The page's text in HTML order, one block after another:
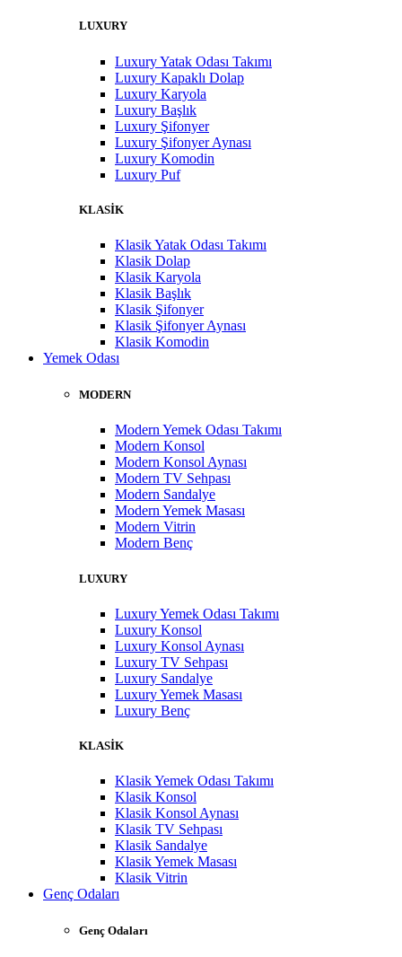
LUXURY
Luxury Yatak Odası Takımı
Luxury Kapaklı Dolap
Luxury Karyola
Luxury Başlık
Luxury Şifonyer
Luxury Şifonyer Aynası
Luxury Komodin
Luxury Puf
KLASİK
Klasik Yatak Odası Takımı
Klasik Dolap
Klasik Karyola
Klasik Başlık
Klasik Şifonyer
Klasik Şifonyer Aynası
Klasik Komodin
Yemek Odası
MODERN
Modern Yemek Odası Takımı
Modern Konsol
Modern Konsol Aynası
Modern TV Sehpası
Modern Sandalye
Modern Yemek Masası
Modern Vitrin
Modern Benç
LUXURY
Luxury Yemek Odası Takımı
Luxury Konsol
Luxury Konsol Aynası
Luxury TV Sehpası
Luxury Sandalye
Luxury Yemek Masası
Luxury Benç
KLASİK
Klasik Yemek Odası Takımı
Klasik Konsol
Klasik Konsol Aynası
Klasik TV Sehpası
Klasik Sandalye
Klasik Yemek Masası
Klasik Vitrin
Genç Odaları
Genç Odaları